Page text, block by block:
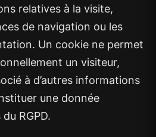
relatives à la visite,
de navigation ou les
Un cookie ne permet
un visiteur,
à d’autres informations
une donnée
RGPD.